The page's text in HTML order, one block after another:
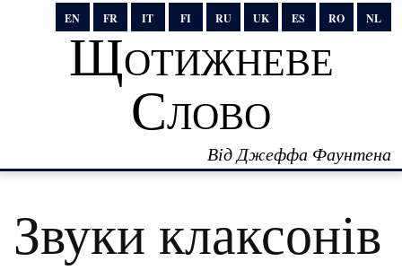
EN FR IT FI RU UK ES RO NL
Щотижневе
Слово
Від Джеффа Фаунтена
Звуки клаксонів